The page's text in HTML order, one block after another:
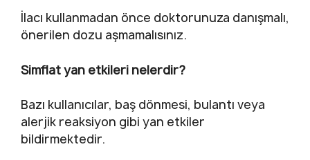
İlacı kullanmadan önce doktorunuza danışmalı,
önerilen dozu aşmamalısınız.
Simflat yan etkileri nelerdir?
Bazı kullanıcılar, baş dönmesi, bulantı veya
alerjik reaksiyon gibi yan etkiler
bildirmektedir.